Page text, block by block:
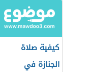
كيفية صلاة
الجنازة في